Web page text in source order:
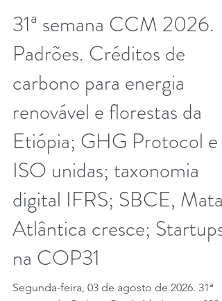
31ª semana CCM 2026.
Padrões. Créditos de
carbono para energia
renovável e florestas da
Etiópia; GHG Protocol e
ISO unidas; taxonomia
digital IFRS; SBCE, Mata
Atlântica cresce; Startups
na COP31